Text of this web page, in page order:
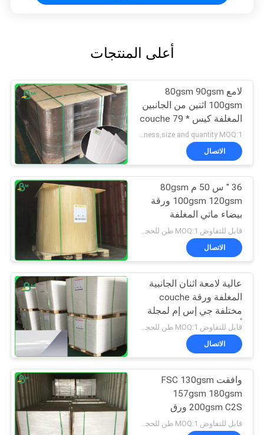
أعلى المنتجات
لامع 80gsm 90gsm
100gsm اثنين من الجانبين
المغلفة كيس couche 79 *
109cm للحقيبة
negociation according to thickness,size and quantity MOQ:1 طن للحجم المشترك و 10 طن لحجم خاص
الاتصال
36 '' س 50 م 80gsm
100gsm 120gsm ورقة
بيضاء ماتي المغلفة
للطباعة الحبر
قابل للتفاوض MOQ:1 طن للحجم المشترك و 10 طن لحجم خاص
الاتصال
عالية لامعة اثنان الجانبية
المغلفة ورقة couche
مختلفة جي إس إم لمجلة
أغطية دفتر الملاحظات
الاتصال
وافقت FSC 130gsm
157gsm 180gsm
200gsm C2S ورق
مصقول الفن للطباعة